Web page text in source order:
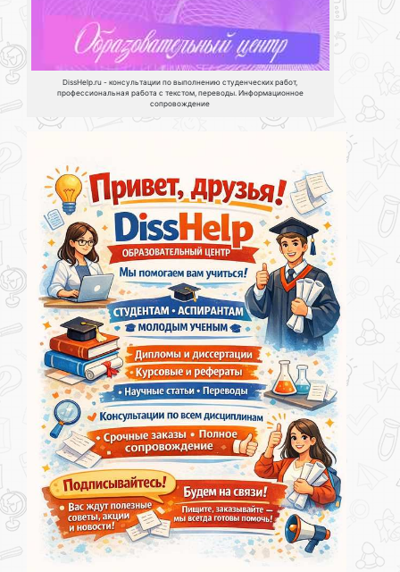
DissHelp.ru - консультации по выполнению студенческих работ,
профессиональная работа с текстом, переводы. Информационное
сопровождение